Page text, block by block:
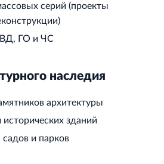
серий (проекты
ГО и ЧС
наследия
архитектуры
исторических зданий
садов и парков